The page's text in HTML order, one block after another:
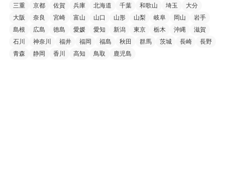
三重 京都 佐賀 兵庫 北海道 千葉 和歌山 埼玉
大分
大阪
奈良 宮崎 富山 山口 山形 山梨 岐阜 岡山
岩手
島根
広島 徳島 愛媛 愛知 新潟 東京 栃木 沖縄
滋賀
石川
神奈川 福井 福岡 福島 秋田 群馬 茨城 長崎
長野
青森
静岡 香川 高知 鳥取 鹿児島